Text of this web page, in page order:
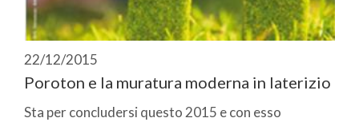
22/12/2015
Poroton e la muratura moderna in laterizio
Sta per concludersi questo 2015 e con esso